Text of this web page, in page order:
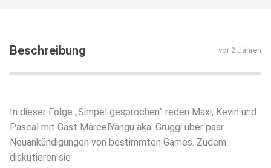
Beschreibung vor 2 Jahren
In dieser Folge „Simpel gesprochen” reden Maxi, Kevin und
Pascal mit Gast MarcelYangu aka. Grüggi über paar
Neuankündigungen von bestimmten Games. Zudem
diskutieren sie